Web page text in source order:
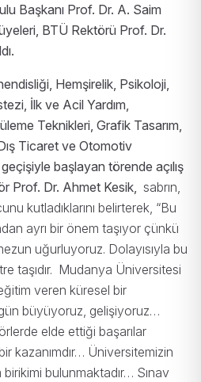
Başkanı Prof. Dr. A. Saim
BTÜ Rektörü Prof. Dr.
Hemşirelik, Psikoloji,
İlk ve Acil Yardım,
Teknikleri, Grafik Tasarım,
Ticaret ve Otomotiv
başlayan törende açılış
Prof. Dr. Ahmet Kesik, sabrın,
kutladıklarını belirterek, “Bu
ayrı bir önem taşıyor çünkü
uğurluyoruz. Dolayısıyla bu
taşıdır. Mudanya Üniversitesi
veren küresel bir
büyüyoruz, gelişiyoruz…
elde ettiği başarılar
kazanımdır… Üniversitemizin
bulunmaktadır… Sınav